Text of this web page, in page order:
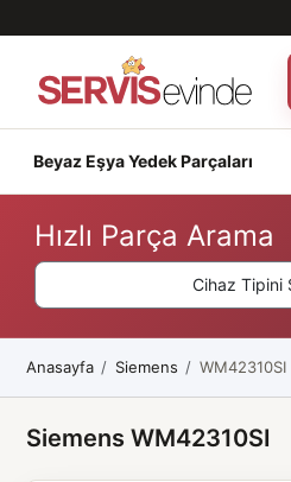
Beyaz Eşya Yedek Parçaları
Hızlı Parça Arama
Cihaz Tipini
Anasayfa Siemens WM42310SI
Siemens WM42310SI